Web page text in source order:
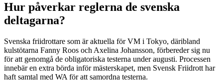
Hur påverkar reglerna de svenska
deltagarna?
Svenska friidrottare som är aktuella för VM i Tokyo, däribland
kulstötarna Fanny Roos och Axelina Johansson, förbereder sig nu
för att genomgå de obligatoriska testerna under augusti. Processen
innebär en extra börda inför mästerskapet, men Svensk Friidrott har
haft samtal med WA för att samordna testerna.